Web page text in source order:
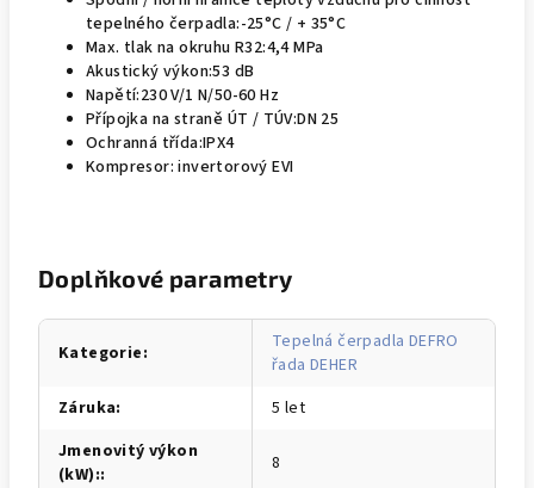
tepelného čerpadla:-25°C / + 35°C
Max. tlak na okruhu R32:4,4 MPa
Akustický výkon:53 dB
Napětí:230 V/1 N/50-60 Hz
Přípojka na straně ÚT / TÚV:DN 25
Ochranná třída:IPX4
Kompresor:invertorový EVI
Doplňkové parametry
Kategorie:
Tepelná čerpadla DEFRO
řada DEHER
Záruka:
5 let
Jmenovitý výkon
(kW):: 8